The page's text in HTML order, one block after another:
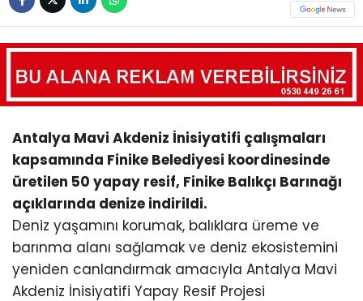
Antalya Mavi Akdeniz İnisiyatifi çalışmaları
kapsamında Finike Belediyesi koordinesinde
üretilen 50 yapay resif, Finike Balıkçı Barınağı
açıklarında denize indirildi.
Deniz yaşamını korumak, balıklara üreme ve
barınma alanı sağlamak ve deniz ekosistemini
yeniden canlandırmak amacıyla Antalya Mavi
Akdeniz İnisiyatifi Yapay Resif Projesi